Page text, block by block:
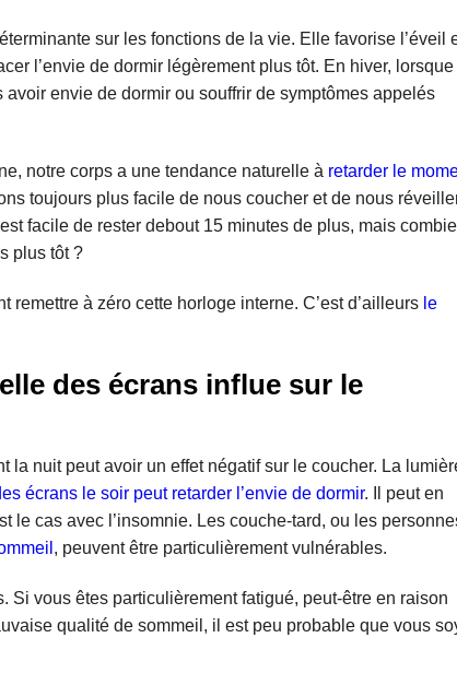
sur les fonctions de la vie. Elle favorise l’éveil
l’envie de dormir légèrement plus tôt. En hiver,
envie de dormir ou souffrir de symptômes appelés
notre corps a une tendance naturelle à retarder le
toujours plus facile de nous coucher et de nous
facile de rester debout 15 minutes de plus, mais
plus tôt ?
à zéro cette horloge interne. C’est d’ailleurs le
des écrans influe sur le
la nuit peut avoir un effet négatif sur le coucher. La
écrans le soir peut retarder l’envie de dormir. Il peut en
le cas avec l’insomnie. Les couche-tard, ou les
, peuvent être particulièrement vulnérables.
Si vous êtes particulièrement fatigué, peut-être en raison
qualité de sommeil, il est peu probable que vous